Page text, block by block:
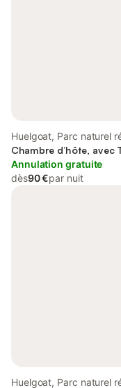
Huelgoat, Parc naturel
Chambre d’hôte, avec
Annulation gratuite
dès90 €par nuit
Huelgoat, Parc naturel